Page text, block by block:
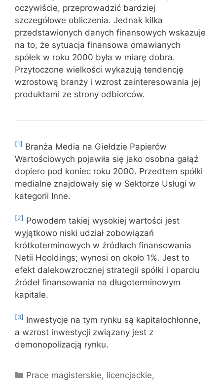
oczywiście, przeprowadzić bardziej
szczegółowe obliczenia. Jednak kilka
przedstawionych danych finansowych wskazuje
na to, że sytuacja finansowa omawianych
spółek w roku 2000 była w miarę dobra.
Przytoczone wielkości wykazują tendencję
wzrostową branży i wzrost zainteresowania jej
produktami ze strony odbiorców.
[1] Branża Media na Giełdzie Papierów
Wartościowych pojawiła się jako osobna gałąź
dopiero pod koniec roku 2000. Przedtem spółki
medialne znajdowały się w Sektorze Usługi w
kategorii Inne.
[2] Powodem takiej wysokiej wartości jest
wyjątkowo niski udział zobowiązań
krótkoterminowych w źródłach finansowania
Netii Hooldings; wynosi on około 1%. Jest to
efekt dalekowzrocznej strategii spółki i oparciu
źródeł finansowania na długoterminowym
kapitale.
[3] Inwestycje na tym rynku są kapitałochłonne,
a wzrost inwestycji związany jest z
demonopolizacją rynku.
Kategorie
Prace magisterskie, licencjackie,